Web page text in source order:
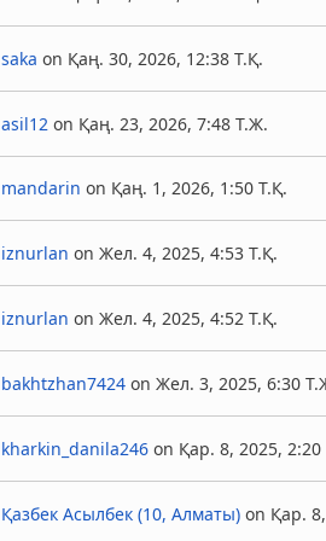
saka on Қаң. 30, 2026, 12:38 Т.Қ.
asil12 on Қаң. 23, 2026, 7:48 Т.Ж.
mandarin on Қаң. 1, 2026, 1:50 Т.Қ.
iznurlan on Жел. 4, 2025, 4:53 Т.Қ.
iznurlan on Жел. 4, 2025, 4:52 Т.Қ.
bakhtzhan7424 on Жел. 3, 2025, 6:30
kharkin_danila246 on Қар. 8, 2025, 2:20
Қазбек Асылбек (10, Алматы) on Қар.